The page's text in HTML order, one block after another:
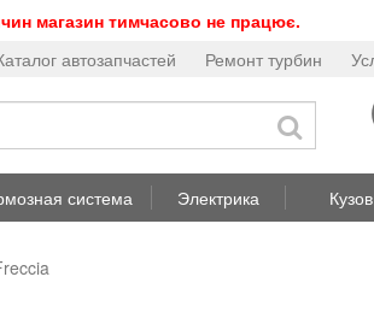
магазин тимчасово не працює.
автозапчастей Ремонт турбин
система Электрика Кузов